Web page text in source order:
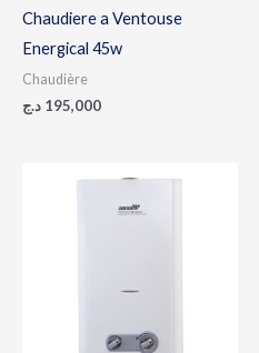
Chaudiere a Ventouse
Energical 45w
Chaudière
195,000 د.ج